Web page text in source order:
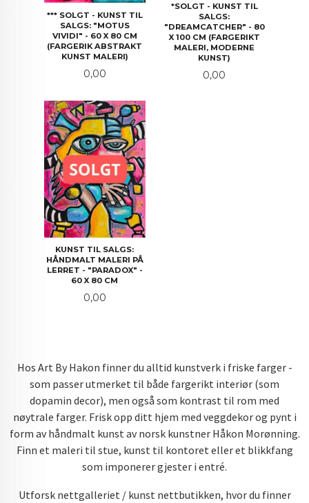
*** SOLGT - KUNST TIL
SALGS: "MOTUS
VIVIDI" - 60 X 80 CM
(FARGERIK ABSTRAKT
KUNST MALERI)
Pris
0,00
*SOLGT - KUNST TIL
SALGS:
"DREAMCATCHER" - 80
X 100 CM (FARGERIKT
MALERI, MODERNE
KUNST)
Pris
0,00
KUNST TIL SALGS:
HÅNDMALT MALERI PÅ
LERRET - "PARADOX" -
60 X 80 CM
Pris
0,00
Hos Art By Hakon finner du alltid kunstverk i friske farger -
som passer utmerket til både fargerikt interiør (som
dopamin decor), men også som kontrast til rom med
nøytrale farger. Frisk opp ditt hjem med veggdekor og pynt i
form av håndmalt kunst av norsk kunstner Håkon Morønning.
Finn et maleri til stue, kunst til kontoret eller et blikkfang
som imponerer gjester i entré.
Utforsk nettgalleriet / kunst nettbutikken, hvor du finner